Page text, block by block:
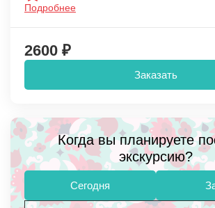
Подробнее
2600 ₽
Заказать
Когда вы планируете
экскурсию?
Сегодня